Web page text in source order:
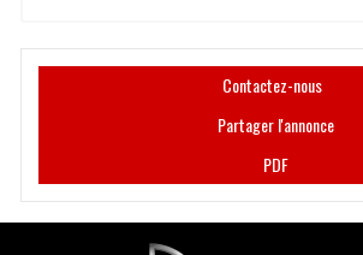
Contactez-nous
Partager l'annonce
PDF